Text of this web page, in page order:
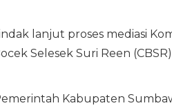
lanjut proses mediasi
Selesek Suri Reen
Kabupaten